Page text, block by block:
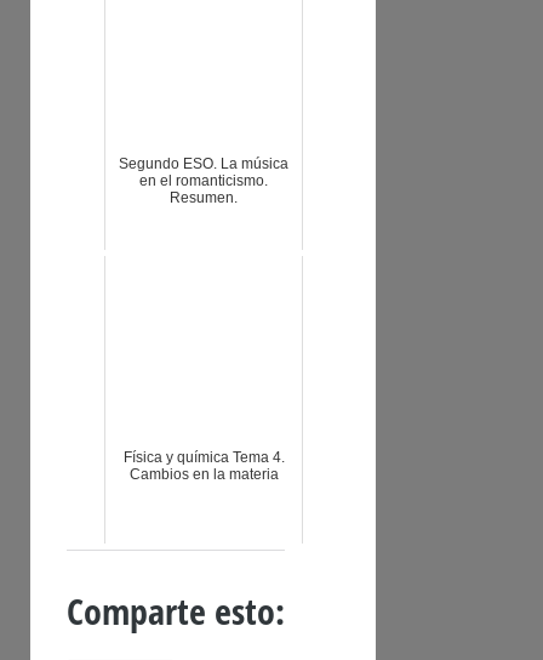
Segundo ESO. La música
en el romanticismo.
Resumen.
Física y química Tema 4.
Cambios en la materia
Comparte esto: